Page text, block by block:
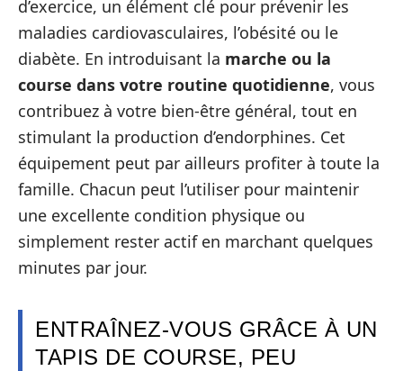
d’exercice, un élément clé pour prévenir les
maladies cardiovasculaires, l’obésité ou le
diabète. En introduisant la marche ou la
course dans votre routine quotidienne, vous
contribuez à votre bien-être général, tout en
stimulant la production d’endorphines. Cet
équipement peut par ailleurs profiter à toute la
famille. Chacun peut l’utiliser pour maintenir
une excellente condition physique ou
simplement rester actif en marchant quelques
minutes par jour.
ENTRAÎNEZ-VOUS GRÂCE À UN
TAPIS DE COURSE, PEU